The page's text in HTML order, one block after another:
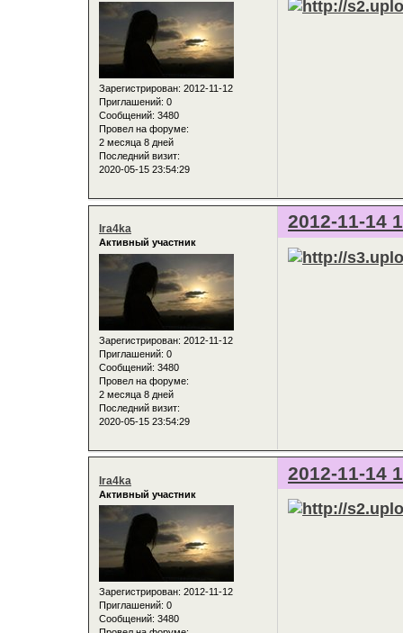
Зарегистрирован: 2012-11-12
Приглашений: 0
Сообщений: 3480
Провел на форуме:
2 месяца 8 дней
Последний визит:
2020-05-15 23:54:29
2012-11-14
Ira4ka
Активный участник
Зарегистрирован: 2012-11-12
Приглашений: 0
Сообщений: 3480
Провел на форуме:
2 месяца 8 дней
Последний визит:
2020-05-15 23:54:29
2012-11-14
Ira4ka
Активный участник
Зарегистрирован: 2012-11-12
Приглашений: 0
Сообщений: 3480